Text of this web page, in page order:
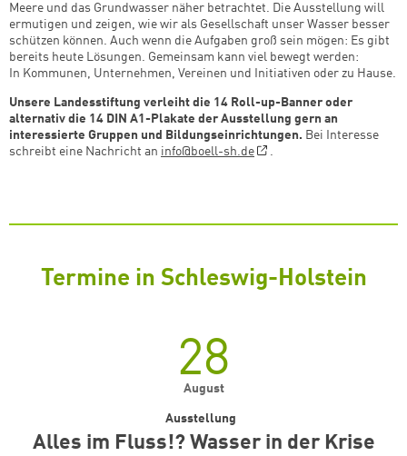
Meere und das Grundwasser näher betrachtet. Die Ausstellung will
ermutigen und zeigen, wie wir als Gesellschaft unser Wasser besser
schützen können. Auch wenn die Aufgaben groß sein mögen: Es gibt
bereits heute Lösungen. Gemeinsam kann viel bewegt werden:
In Kommunen, Unternehmen, Vereinen und Initiativen oder zu Hause.
Unsere Landesstiftung verleiht die 14 Roll-up-Banner oder
alternativ die 14 DIN A1-Plakate der Ausstellung gern an
interessierte Gruppen und Bildungseinrichtungen. Bei Interesse
schreibt eine Nachricht an info@boell-sh.de .
Termine in Schleswig-Holstein
28
August
Alles im Fluss!? Wasser in der Krise
Ausstellung